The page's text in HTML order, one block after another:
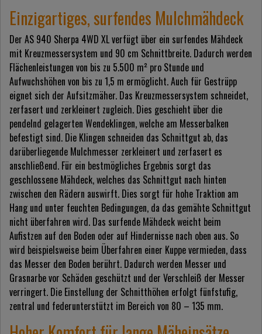
Einzigartiges, surfendes Mulchmähdeck
Der AS 940 Sherpa 4WD XL verfügt über ein surfendes Mähdeck
mit Kreuzmessersystem und 90 cm Schnittbreite. Dadurch werden
Flächenleistungen von bis zu 5.500 m² pro Stunde und
Aufwuchshöhen von bis zu 1,5 m ermöglicht. Auch für Gestrüpp
eignet sich der Aufsitzmäher. Das Kreuzmessersystem schneidet,
zerfasert und zerkleinert zugleich. Dies geschieht über die
pendelnd gelagerten Wendeklingen, welche am Messerbalken
befestigt sind. Die Klingen schneiden das Schnittgut ab, das
darüberliegende Mulchmesser zerkleinert und zerfasert es
anschließend. Für ein bestmögliches Ergebnis sorgt das
geschlossene Mähdeck, welches das Schnittgut nach hinten
zwischen den Rädern auswirft. Dies sorgt für hohe Traktion am
Hang und unter feuchten Bedingungen, da das gemähte Schnittgut
nicht überfahren wird. Das surfende Mähdeck weicht beim
Aufistzen auf den Boden oder auf Hindernisse nach oben aus. So
wird beispielsweise beim Überfahren einer Kuppe vermieden, dass
das Messer den Boden berührt. Dadurch werden Messer und
Grasnarbe vor Schäden geschützt und der Verschleiß der Messer
verringert. Die Einstellung der Schnitthöhen erfolgt fünfstufig,
zentral und federunterstützt im Bereich von 80 – 135 mm.